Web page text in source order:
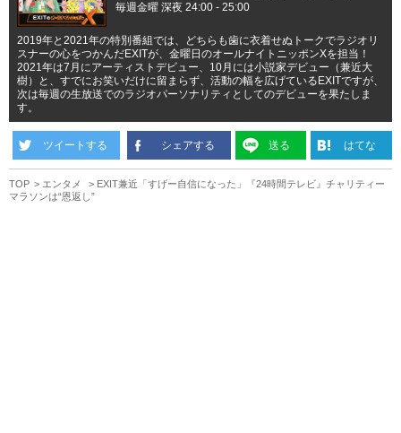
毎週金曜 深夜 24:00 - 25:00
2019年と2021年の特別番組では、どちらも歯に衣着せぬトークでラジオリ
スナーの心をつかんだEXITが、金曜日のオールナイトニッポンXを担当！
2021年は7月にアーティストデビュー、10月には小説家デビュー（兼近大
樹）と、すでにお笑いだけに留まらず、活動の幅を広げているEXITですが、
次は毎週の生放送でのラジオパーソナリティとしてのデビューを果たしま
す。
ツイートする シェアする 送る はてな
TOP エンタメ
EXIT兼近「すげー自信になった」『24時間テレビ』チャリティー
マラソンは“恩返し”